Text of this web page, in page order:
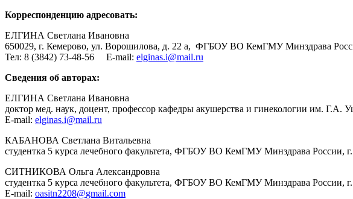
Корреспонденцию адресовать:
ЕЛГИНА Светлана Ивановна
650029, г. Кемерово, ул. Ворошилова, д. 22 а, ФГБОУ ВО КемГМУ Минздрава
Тел: 8 (3842) 73-48-56 E-mail: elginas.i@mail.ru
Сведения об авторах:
ЕЛГИНА Светлана Ивановна
доктор мед. наук, доцент, профессор кафедры акушерства и гинекологии им.
E-mail: elginas.i@mail.ru
КАБАНОВА Светлана Витальевна
студентка 5 курса лечебного факультета, ФГБОУ ВО КемГМУ Минздрава России,
СИТНИКОВА Ольга Александровна
студентка 5 курса лечебного факультета, ФГБОУ ВО КемГМУ Минздрава России,
E-mail: oasitn2208@gmail.com